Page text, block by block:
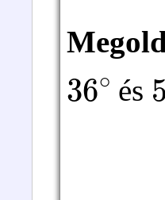
36∘ és